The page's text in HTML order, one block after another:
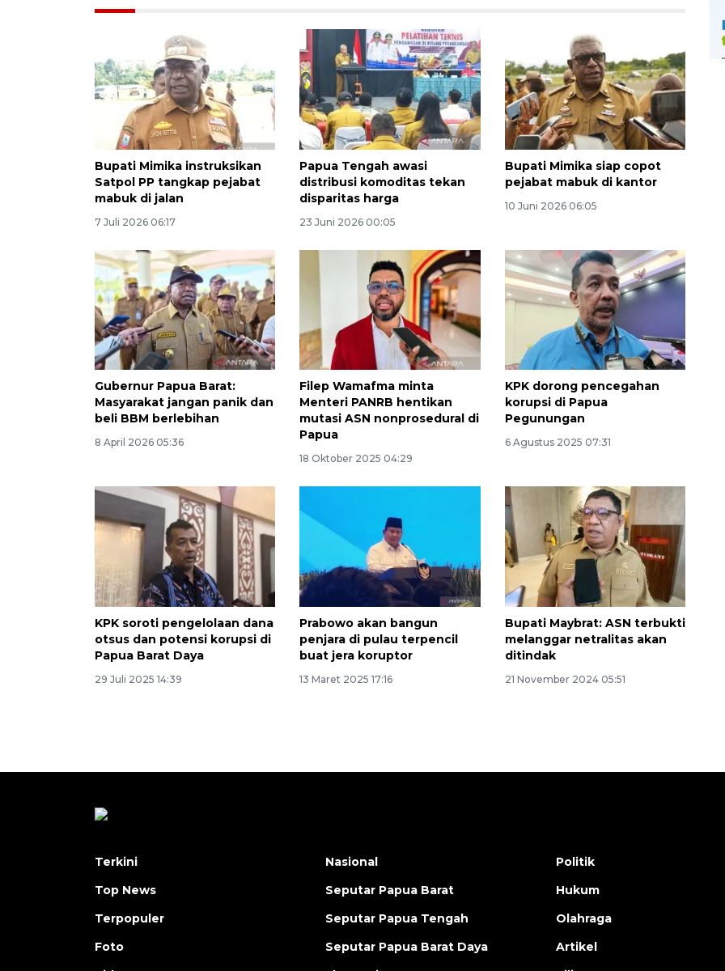
Bupati Mimika instruksikan
Satpol PP tangkap pejabat
mabuk di jalan
7 Juli 2026 06:17
Papua Tengah awasi
distribusi komoditas tekan
disparitas harga
23 Juni 2026 00:05
Bupati Mimika siap copot
pejabat mabuk di kantor
10 Juni 2026 06:05
Gubernur Papua Barat:
Masyarakat jangan panik dan
beli BBM berlebihan
8 April 2026 05:36
Filep Wamafma minta
Menteri PANRB hentikan
mutasi ASN nonprosedural di
Papua
18 Oktober 2025 04:29
KPK dorong pencegahan
korupsi di Papua
Pegunungan
6 Agustus 2025 07:31
KPK soroti pengelolaan dana
otsus dan potensi korupsi di
Papua Barat Daya
29 Juli 2025 14:39
Prabowo akan bangun
penjara di pulau terpencil
buat jera koruptor
13 Maret 2025 17:16
Bupati Maybrat: ASN terbukti
melanggar netralitas akan
ditindak
21 November 2024 05:51
Memberantas kejahatan
2026-08-05 18:00:00
Terkini
Top News
Terpopuler
Foto
Nasional
Seputar Papua Barat
Seputar Papua Tengah
Seputar Papua Barat Daya
Politik
Hukum
Olahraga
Artikel